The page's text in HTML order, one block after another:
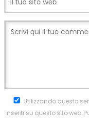
Utilizzando questo
inseriti su questo sito web.